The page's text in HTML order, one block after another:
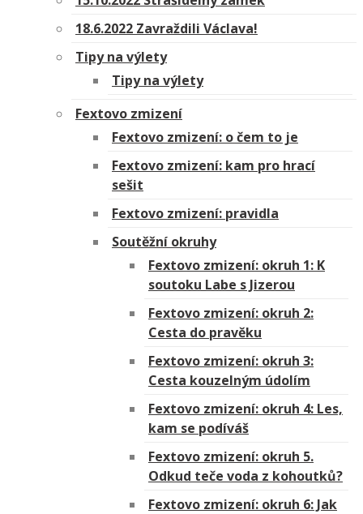
18.6.2022 Zavraždili Václava!
Tipy na výlety
Tipy na výlety
Fextovo zmizení
Fextovo zmizení: o čem to je
Fextovo zmizení: kam pro hrací
sešit
Fextovo zmizení: pravidla
Soutěžní okruhy
Fextovo zmizení: okruh 1: K
soutoku Labe s Jizerou
Fextovo zmizení: okruh 2:
Cesta do pravěku
Fextovo zmizení: okruh 3:
Cesta kouzelným údolím
Fextovo zmizení: okruh 4: Les,
kam se podíváš
Fextovo zmizení: okruh 5.
Odkud teče voda z kohoutků?
Fextovo zmizení: okruh 6: Jak